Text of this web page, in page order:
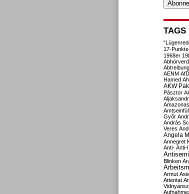
TAGS
17-
1968er
Abtreibung
AENM AfD
Hamed
AKW
Pásztor
Amazonas
Győr
András
Veres
Angela
Annegret
Anti- Anti-
Blinken
Armut
Attentat